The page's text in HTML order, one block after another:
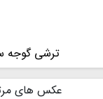
ترشی گوجه
عکس های